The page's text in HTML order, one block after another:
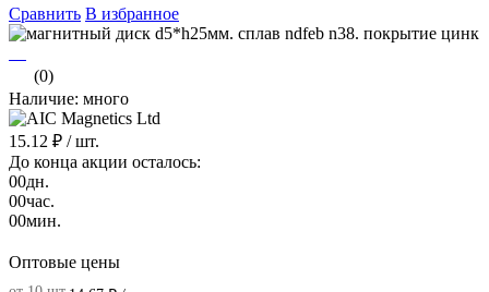
Сравнить В избранное
(0)
Наличие: много
15.12 ₽ / шт.
До конца акции осталось:
00дн.
00час.
00мин.
Оптовые цены